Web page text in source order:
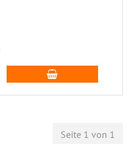
Seite 1 von 1